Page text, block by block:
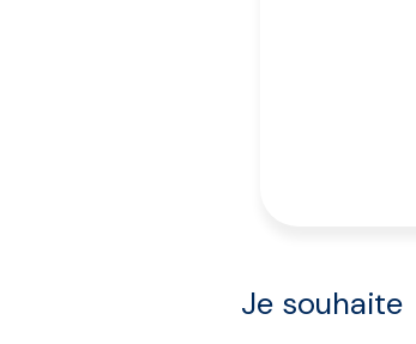
Je souhaite